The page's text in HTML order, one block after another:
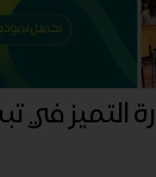
التميز في